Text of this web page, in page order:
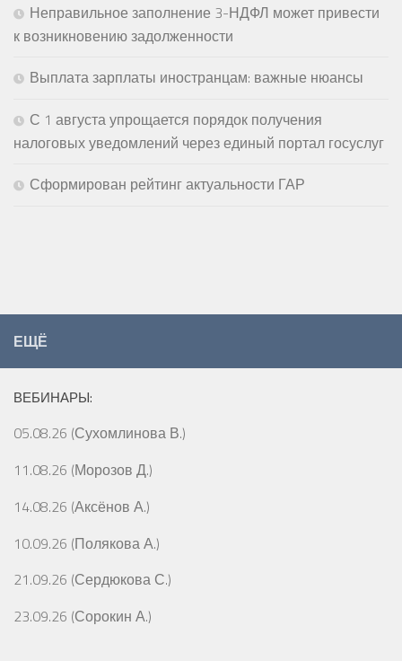
Неправильное заполнение 3-НДФЛ может привести
к возникновению задолженности
Выплата зарплаты иностранцам: важные нюансы
С 1 августа упрощается порядок получения
налоговых уведомлений через единый портал госуслуг
Сформирован рейтинг актуальности ГАР
ЕЩЁ
ВЕБИНАРЫ:
05.08.26 (Сухомлинова В.)
11.08.26 (Морозов Д.)
14.08.26 (Аксёнов А.)
10.09.26 (Полякова А.)
21.09.26 (Сердюкова С.)
23.09.26 (Сорокин А.)